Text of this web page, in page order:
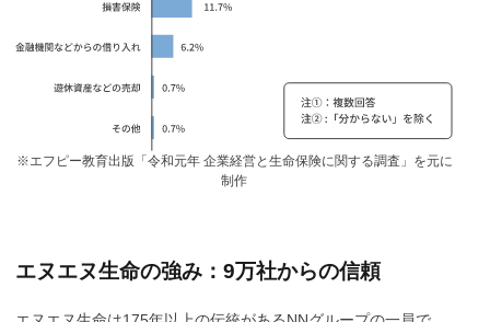
※エフピー教育出版「令和元年 企業経営と生命保険に関する調査」を元に
制作
エヌエヌ生命の強み：9万社からの信頼